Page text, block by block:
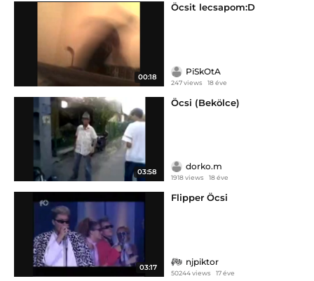
00:18
Öcsit lecsapom:D
PiSkOtA
247 views 18 éve
03:58
Öcsi (Bekölce)
dorko.m
1918 views 18 éve
03:17
Flipper Öcsi
njpiktor
50244 views 17 éve